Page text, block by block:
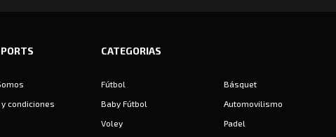
condiciones
CATEGORIAS
Fútbol
Básquet
Baby Fútbol
Automovilismo
Voley
Padel